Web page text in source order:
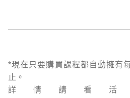
*現在只要購買課程都自動擁有
止。
詳情請看活